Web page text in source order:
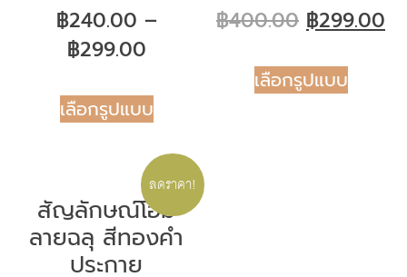
฿240.00 –
฿299.00
เลือกรูปแบบ
฿400.00 ฿299.00
เลือกรูปแบบ
ลดราคา!
สัญลักษณ์โอม
ลายฉลุ สีทองคำ
ประกาย